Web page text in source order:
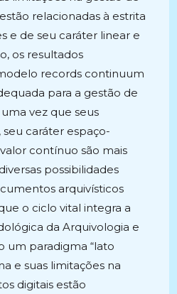
relacionadas à estrita
e de seu caráter linear e
os resultados
records continuum
para a gestão de
vez que seus
caráter espaço-
contínuo são mais
possibilidades
arquivísticos
o ciclo vital integra a
da Arquivologia e
um paradigma “lato
e suas limitações na
digitais estão